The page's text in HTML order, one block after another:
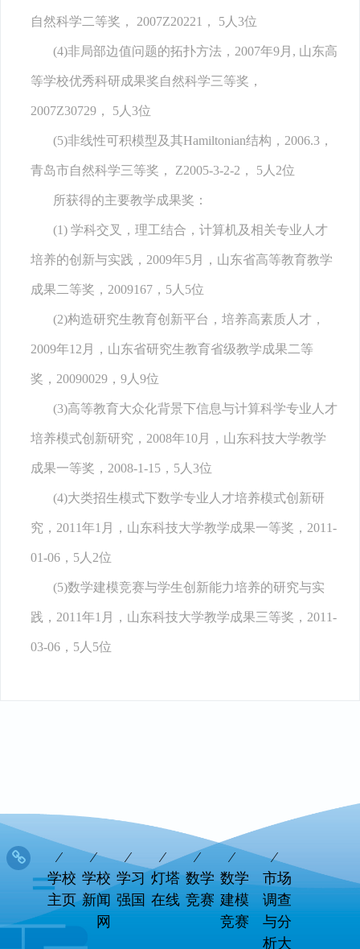
自然科学二等奖， 2007Z20221， 5人3位
(4)非局部边值问题的拓扑方法，2007年9月, 山东高
等学校优秀科研成果奖自然科学三等奖，
2007Z30729， 5人3位
(5)非线性可积模型及其Hamiltonian结构，2006.3，
青岛市自然科学三等奖， Z2005-3-2-2， 5人2位
所获得的主要教学成果奖：
(1) 学科交叉，理工结合，计算机及相关专业人才
培养的创新与实践，2009年5月，山东省高等教育教学
成果二等奖，2009167，5人5位
(2)构造研究生教育创新平台，培养高素质人才，
2009年12月，山东省研究生教育省级教学成果二等
奖，20090029，9人9位
(3)高等教育大众化背景下信息与计算科学专业人才
培养模式创新研究，2008年10月，山东科技大学教学
成果一等奖，2008-1-15，5人3位
(4)大类招生模式下数学专业人才培养模式创新研
究，2011年1月，山东科技大学教学成果一等奖，2011-
01-06，5人2位
(5)数学建模竞赛与学生创新能力培养的研究与实
践，2011年1月，山东科技大学教学成果三等奖，2011-
03-06，5人5位
学校
主页
学校
新闻
网
学习
强国
灯塔
在线
数学
竞赛
数学
建模
竞赛
市场
调查
与分
析大